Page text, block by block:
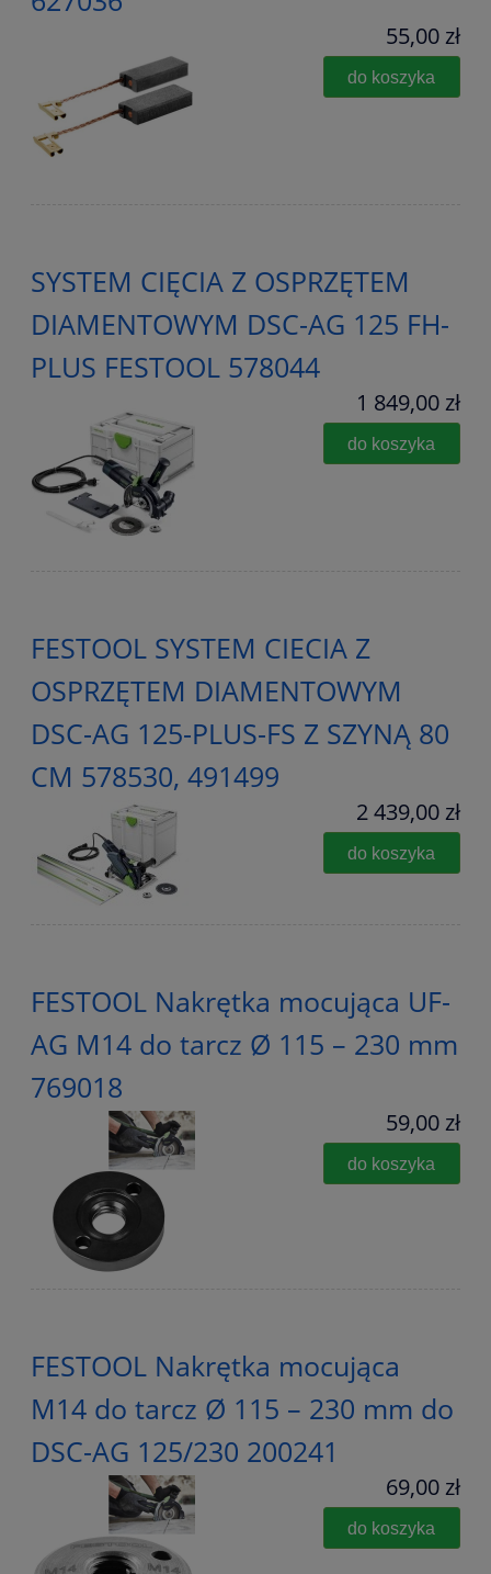
55,00 zł
do koszyka
SYSTEM CIĘCIA Z OSPRZĘTEM
DIAMENTOWYM DSC-AG 125 FH-
PLUS FESTOOL 578044
1 849,00 zł
do koszyka
FESTOOL SYSTEM CIECIA Z
OSPRZĘTEM DIAMENTOWYM
DSC-AG 125-PLUS-FS Z SZYNĄ 80
CM 578530, 491499
2 439,00 zł
do koszyka
FESTOOL Nakrętka mocująca UF-
AG M14 do tarcz Ø 115 – 230 mm
769018
59,00 zł
do koszyka
FESTOOL Nakrętka mocująca
M14 do tarcz Ø 115 – 230 mm do
DSC-AG 125/230 200241
69,00 zł
do koszyka